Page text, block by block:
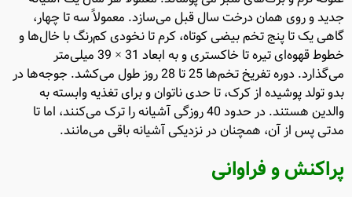
جدید و روی همان درخت سال قبل می‌سازد. معمولاً سه تا چهار،
گاهی یک تا پنج تخم بیضی کوتاه، کرم تا نخودی کم‌رنگ با خال‌ها و
خطوط قهوه‌ای تیره تا خاکستری و به ابعاد 31 × 39 میلی‌متر
می‌گذارد. دوره تفریخ تخم‌ها 25 تا 28 روز طول می‌کشد. جوجه‌ها در
بدو تولد پوشیده از کرک، تا حدی ناتوان و برای تغذیه وابسته به
والدین هستند. در حدود 40 روزگی آشیانه را ترک می‌کنند، اما تا
مدتی پس از آن، همچنان در نزدیکی آشیانه باقی می‌مانند.
پراکنش و فراوانی